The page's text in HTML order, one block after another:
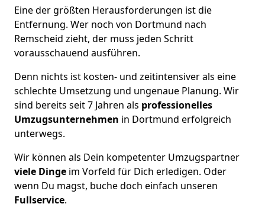
Eine der größten Herausforderungen ist die
Entfernung. Wer noch von Dortmund nach
Remscheid zieht, der muss jeden Schritt
vorausschauend ausführen.
Denn nichts ist kosten- und zeitintensiver als eine
schlechte Umsetzung und ungenaue Planung. Wir
sind bereits seit 7 Jahren als professionelles
Umzugsunternehmen in Dortmund erfolgreich
unterwegs.
Wir können als Dein kompetenter Umzugspartner
viele Dinge im Vorfeld für Dich erledigen. Oder
wenn Du magst, buche doch einfach unseren
Fullservice.